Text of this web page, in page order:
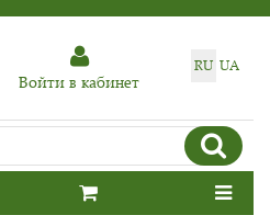
RU UA
Войти в кабинет